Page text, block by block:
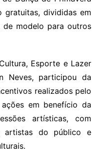
gratuitas, divididas em
modelo para outros
Esporte e Lazer
Neves, participou da
realizados pelo
em benefício da
artísticas, com
artistas do público e